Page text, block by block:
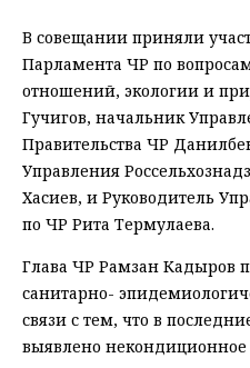
В совещании приняли
Парламента ЧР по
отношений, экологии и
Гучигов, начальник
Правительства ЧР
Управления
Хасиев, и Руководитель
по ЧР Рита Термулаева.
Глава ЧР Рамзан Кадыров
санитарно-
связи с тем, что в
выявлено